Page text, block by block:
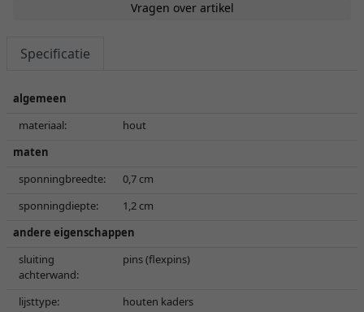
Vragen over artikel
Specificatie
algemeen
materiaal:
hout
maten
sponningbreedte:
0,7 cm
sponningdiepte:
1,2 cm
andere eigenschappen
sluiting
achterwand:
pins (flexpins)
lijsttype:
houten kaders